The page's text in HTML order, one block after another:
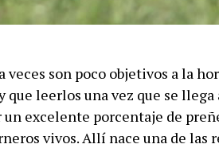
veces son poco objetivos a la
que leerlos una vez que se
excelente porcentaje de
vivos. Allí nace una de las